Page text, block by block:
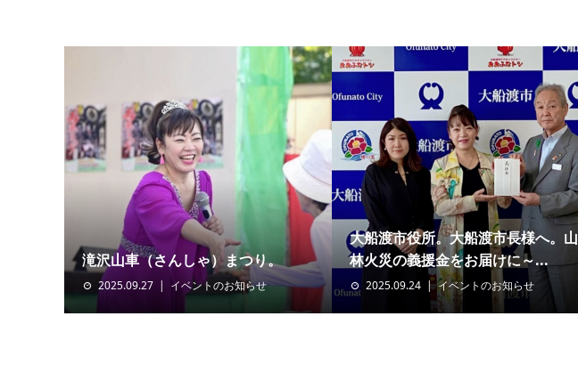
滝沢山車（さんしゃ）まつり。
2025.09.27 イベントのお知らせ
大船渡市役所。大船渡市長様へ。山
林火災の義援金をお届けに～...
2025.09.24 イベントのお知らせ